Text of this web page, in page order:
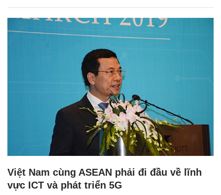
Việt Nam cùng ASEAN phải đi đầu về lĩnh
vực ICT và phát triển 5G